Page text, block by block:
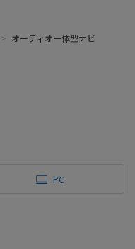
> オーディオ一体型ナビ
PC